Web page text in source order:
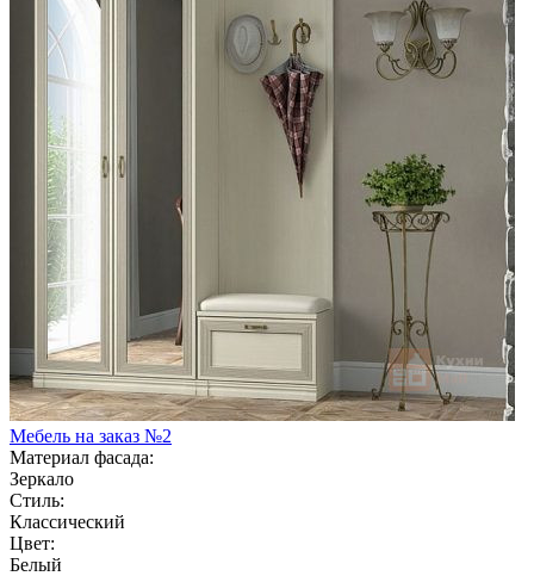
Мебель на заказ №2
Материал фасада:
Зеркало
Стиль:
Классический
Цвет:
Белый